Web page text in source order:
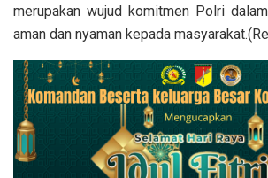
merupakan wujud komitmen Polri
aman dan nyaman kepada